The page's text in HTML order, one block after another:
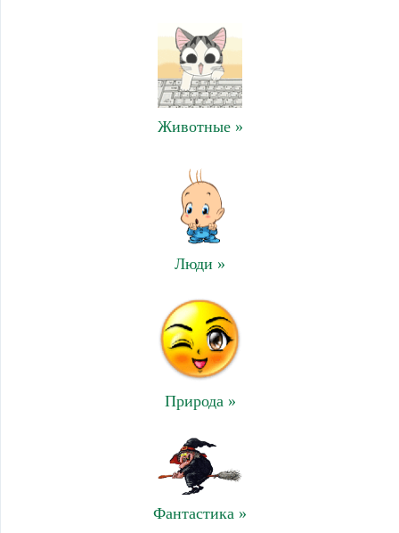
Животные »
Люди »
Природа »
Фантастика »